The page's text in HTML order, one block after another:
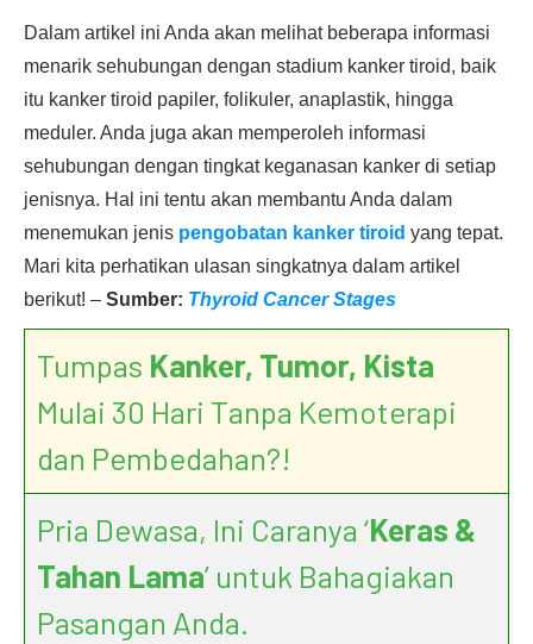
Dalam artikel ini Anda akan melihat beberapa informasi
menarik sehubungan dengan stadium kanker tiroid, baik
itu kanker tiroid papiler, folikuler, anaplastik, hingga
meduler. Anda juga akan memperoleh informasi
sehubungan dengan tingkat keganasan kanker di setiap
jenisnya. Hal ini tentu akan membantu Anda dalam
menemukan jenis pengobatan kanker tiroid yang tepat.
Mari kita perhatikan ulasan singkatnya dalam artikel
berikut! – Sumber: Thyroid Cancer Stages
Tumpas Kanker, Tumor, Kista
Mulai 30 Hari Tanpa Kemoterapi
dan Pembedahan?!
Pria Dewasa, Ini Caranya ‘Keras &
Tahan Lama’ untuk Bahagiakan
Pasangan Anda.